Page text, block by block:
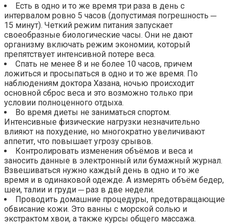
Есть в одно и то же время три раза в день с
интервалом ровно 5 часов (допустимая погрешность ─
15 минут). Четкий режим питания запускает
своеобразные биологические часы. Они не дают
организму включать режим экономии, который
препятствует интенсивной потере веса.
Спать не менее 8 и не более 10 часов, причем
ложиться и просыпаться в одно и то же время. По
наблюдениям доктора Хазана, ночью происходит
основной сброс веса и это возможно только при
условии полноценного отдыха.
Во время диеты не заниматься спортом.
Интенсивные физические нагрузки незначительно
влияют на похудение, но многократно увеличивают
аппетит, что повышает угрозу срывов.
Контролировать изменения объёмов и веса и
заносить данные в электронный или бумажный журнал.
Взвешиваться нужно каждый день в одно и то же
время и в одинаковой одежде. А измерять объём бедер,
шеи, талии и груди ─ раз в две недели.
Проводить домашние процедуры, предотвращающие
обвисание кожи. Это ванны с морской солью и
экстрактом хвои, а также курсы общего массажа.